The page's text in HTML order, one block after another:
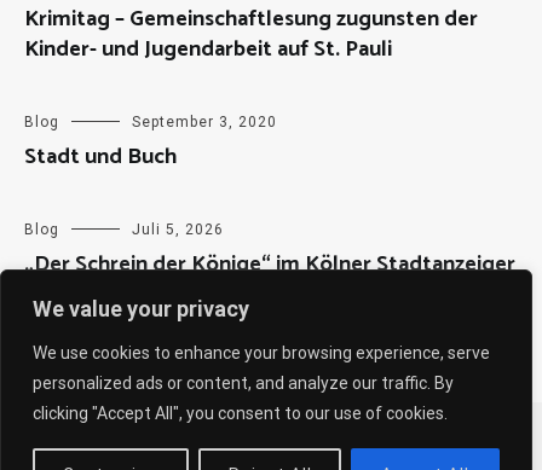
We value your privacy
We use cookies to enhance your browsing experience, serve
personalized ads or content, and analyze our traffic. By
clicking "Accept All", you consent to our use of cookies.
Krimitag – Gemeinschaftlesung zugunsten der
Kinder- und Jugendarbeit auf St. Pauli
Blog September 3, 2020
Stadt und Buch
Blog Juli 5, 2026
„Der Schrein der Könige“ im Kölner Stadtanzeiger